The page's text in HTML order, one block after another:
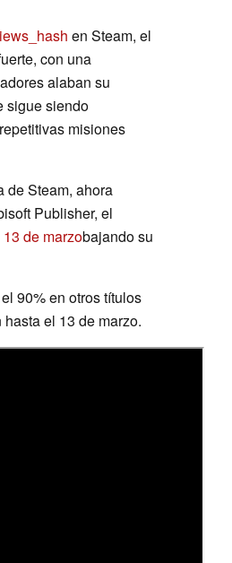
en Steam, el
con una
alaban su
sigue siendo
misiones
de Steam, ahora
Publisher, el
de marzobajando su
90% en otros títulos
el 13 de marzo.